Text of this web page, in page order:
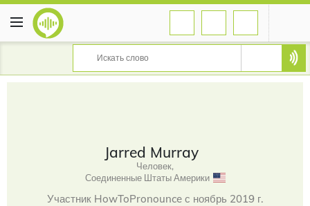
Jarred Murray
Человек,
Соединенные Штаты Америки
Участник HowToPronounce с ноябрь 2019 г.